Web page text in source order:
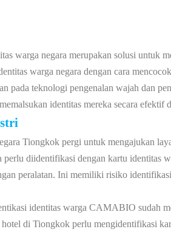
warga negara merupakan solusi untuk
warga negara dengan cara
pada teknologi pengenalan wajah dan
identitas mereka secara efektif
Tiongkok pergi untuk mengajukan
perlu diidentifikasi dengan kartu identitas
peralatan. Ini memiliki risiko
identitas warga CAMABIO sudah
di Tiongkok perlu mengidentifikasi